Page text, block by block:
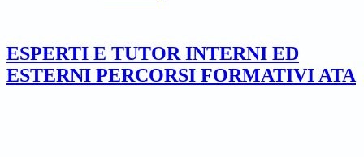
ESPERTI E TUTOR INTERNI ED
ESTERNI PERCORSI FORMATIVI ATA